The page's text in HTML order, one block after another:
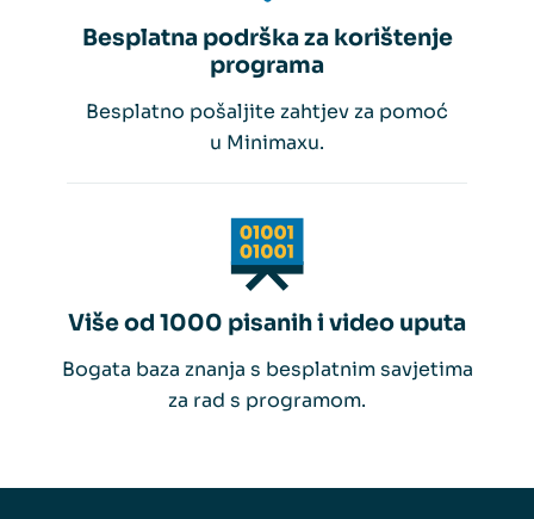
Besplatna podrška za korištenje
programa
Besplatno pošaljite zahtjev za pomoć
u Minimaxu.
Više od 1000 pisanih i video uputa
Bogata baza znanja s besplatnim savjetima
za rad s programom.